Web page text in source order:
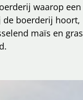
waarop een
de boerderij hoort,
maïs en gras